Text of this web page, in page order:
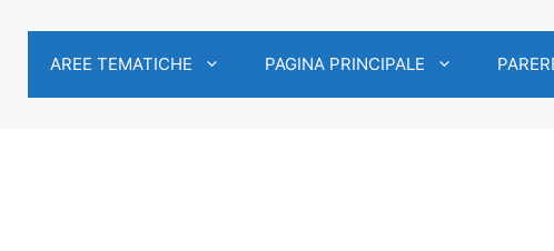
AREE TEMATICHE PAGINA PRINCIPALE